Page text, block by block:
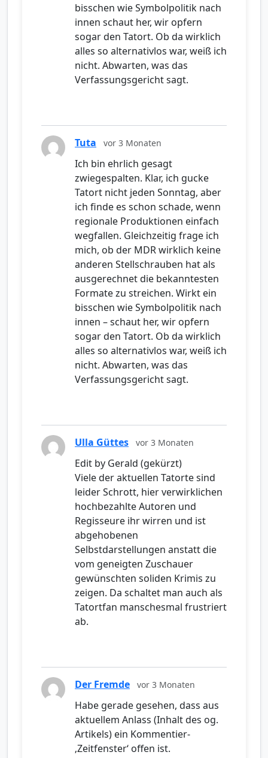
bisschen wie Symbolpolitik nach
innen schaut her, wir opfern
sogar den Tatort. Ob da wirklich
alles so alternativlos war, weiß ich
nicht. Abwarten, was das
Verfassungsgericht sagt.
Tuta vor 3 Monaten
Ich bin ehrlich gesagt
zwiegespalten. Klar, ich gucke
Tatort nicht jeden Sonntag, aber
ich finde es schon schade, wenn
regionale Produktionen einfach
wegfallen. Gleichzeitig frage ich
mich, ob der MDR wirklich keine
anderen Stellschrauben hat als
ausgerechnet die bekanntesten
Formate zu streichen. Wirkt ein
bisschen wie Symbolpolitik nach
innen – schaut her, wir opfern
sogar den Tatort. Ob da wirklich
alles so alternativlos war, weiß ich
nicht. Abwarten, was das
Verfassungsgericht sagt.
Ulla Güttes vor 3 Monaten
Edit by Gerald (gekürzt)
Viele der aktuellen Tatorte sind
leider Schrott, hier verwirklichen
hochbezahlte Autoren und
Regisseure ihr wirren und ist
abgehobenen
Selbstdarstellungen anstatt die
vom geneigten Zuschauer
gewünschten soliden Krimis zu
zeigen. Da schaltet man auch als
Tatortfan manschesmal frustriert
ab.
Der Fremde vor 3 Monaten
Habe gerade gesehen, dass aus
aktuellem Anlass (Inhalt des og.
Artikels) ein Kommentier-
‚Zeitfenster‘ offen ist.